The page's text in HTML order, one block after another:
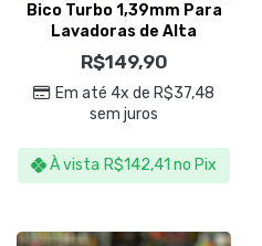
Bico Turbo 1,39mm Para
Lavadoras de Alta
Pressão – Sigma Tools
R$149,90
Em até 4x de R$37,48
sem juros
À vista R$142,41 no Pix